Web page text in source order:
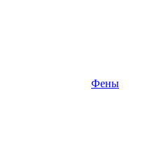
Фены